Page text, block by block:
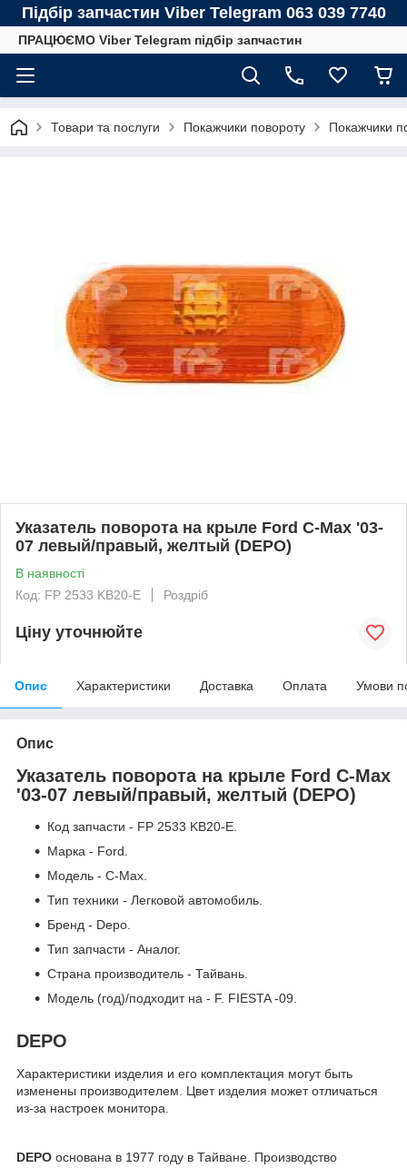
Підбір запчастин Viber Telegram 063 039 7740
ПРАЦЮЄМО Viber Telegram підбір запчастин
Товари та послуги Покажчики повороту Покажчики
Указатель поворота на крыле Ford C-Max '03-
07 левый/правый, желтый (DEPO)
В наявності
Код: FP 2533 KB20-E
Роздріб
Ціну уточнюйте
Опис Характеристики Доставка Оплата Умови
Опис
Указатель поворота на крыле Ford C-Max
'03-07 левый/правый, желтый (DEPO)
Код запчасти - FP 2533 KB20-E.
Марка - Ford.
Модель - C-Max.
Тип техники - Легковой автомобиль.
Бренд - Depo.
Тип запчасти - Аналог.
Страна производитель - Тайвань.
Модель (год)/подходит на - F. FIESTA -09.
DEPO
Характеристики изделия и его комплектация могут быть
изменены производителем. Цвет изделия может отличаться
из-за настроек монитора.
DEPO основана в 1977 году в Тайване. Производство